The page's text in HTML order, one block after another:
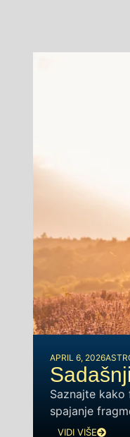
APRIL 6, 2026
Saznajte
spajanje
VIDI VIŠE